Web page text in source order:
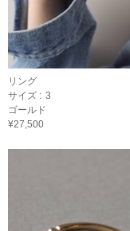
リング
サイズ : 3
ゴールド
¥27,500